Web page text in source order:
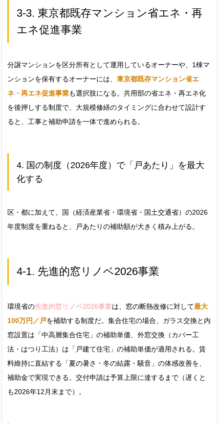
3-3. 東京都既存マンション省エネ・再
エネ促進事業
分譲マンションを区分所有として運用しているオーナーや、1棟マ
ンションを保有するオーナーには、 東京都既存マンション省エ
ネ・再エネ促進事業も選択肢になる。共用部の省エネ・再エネ化
を後押しする制度で、大規模修繕のタイミングに合わせて設計す
ると、工事と補助申請を一体で進められる。
4. 国の制度（2026年度）で「戸あたり」を最大
化する
区・都に加えて、国（経済産業省・環境省・国土交通省）の2026
年度制度を重ねると、戸あたりの補助額が大きく積み上がる。
4-1. 先進的窓リノベ2026事業
環境省の先進的窓リノベ2026事業は、窓の断熱改修に対して最大
100万円／戸を補助する制度だ。集合住宅の場合、ガラス交換と内
窓設置は「中高層集合住宅」の補助単価、外窓交換（カバー工
法・はつり工法）は「戸建て住宅」の補助単価が適用される。賃
料維持に直結する「夏の暑さ・冬の結露・騒音」の体感改善を、
補助金で実現できる。交付申請は予算上限に達するまで（遅くと
も2026年12月末まで）。